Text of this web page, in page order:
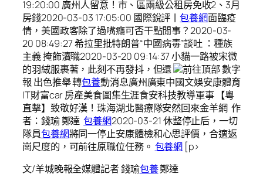
19:20:00 廣州人留意！市、區兩級公租房免收2、3月
房錢2020-03-03 17:05:00 國際銳評丨包養網面臨疫
情，美國政客除了過嘴癮可否干點閒事？2020-03-
20 08:49:27 希拉里批特朗普“中國病毒”談吐 ：種族
主義 掩飾瀆職2020-03-20 09:14:37 小貓一路被宋微
的羽絨服裹著，此刻不再發抖，但還
前往頂部 數字
報 出色推舉 轉包養動消息廣州廣東中國文娛安康體育
IT財富car 房產美食圖集生涯食安科技教導軍事 【粵
直擊】致敬好漢！珠海湖北醫療隊安然回來金羊網 作
者：錢瑜 鄭達包養網2020-03-21 休整停止后，一切
隊員包養網將同一停止安康體檢和心思評價，合適返
崗尺度的，可前往原職位任務。 包養網 [p>
文/羊城晚報全媒體記者 錢瑜包養鄭達